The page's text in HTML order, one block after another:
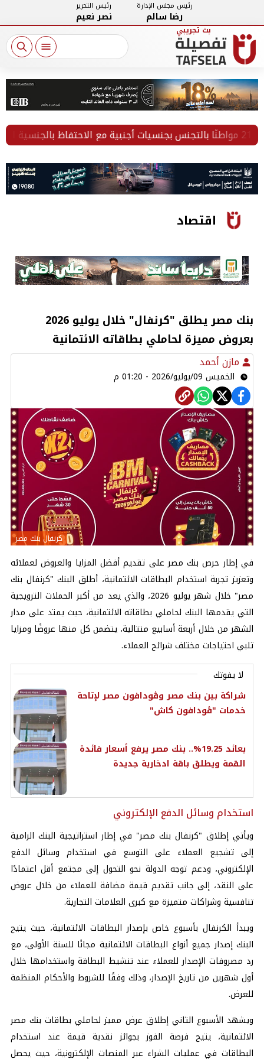
رئيس مجلس الإدارة
رضا سالم
رئيس التحرير
نصر نعيم
اقتصاد
بنك مصر يطلق "كرنفال" خلال يوليو 2026
بعروض مميزة لحاملي بطاقاته الائتمانية
مازن أحمد
الخميس 09/يوليو/2026 - 01:20 م
كرنفال بنك مصر
في إطار حرص بنك مصر على تقديم أفضل المزايا والعروض لعملائه
وتعزيز تجربة استخدام البطاقات الائتمانية، أطلق البنك "كرنفال بنك
مصر" خلال شهر يوليو 2026، والذي يعد من أكبر الحملات الترويجية
التي يقدمها البنك لحاملي بطاقاته الائتمانية، حيث يمتد على مدار
الشهر من خلال أربعة أسابيع متتالية، يتضمن كل منها عروضًا ومزايا
تلبي احتياجات مختلف شرائح العملاء.
لا يفوتك
شراكة بين بنك مصر وڤودافون مصر لإتاحة
خدمات "ڤودافون كاش"
بعائد 19.25%.. بنك مصر يرفع أسعار فائدة
القمة ويطلق باقة ادخارية جديدة
استخدام وسائل الدفع الإلكتروني
ويأتي إطلاق "كرنفال بنك مصر" في إطار استراتيجية البنك الرامية
إلى تشجيع العملاء على التوسع في استخدام وسائل الدفع
الإلكتروني، ودعم توجه الدولة نحو التحول إلى مجتمع أقل اعتمادًا
على النقد، إلى جانب تقديم قيمة مضافة للعملاء من خلال عروض
تنافسية وشراكات متميزة مع كبرى العلامات التجارية.
ويبدأ الكرنفال بأسبوع خاص بإصدار البطاقات الائتمانية، حيث يتيح
البنك إصدار جميع أنواع البطاقات الائتمانية مجانًا للسنة الأولى، مع
رد مصروفات الإصدار للعملاء عند تنشيط البطاقة واستخدامها خلال
أول شهرين من تاريخ الإصدار، وذلك وفقًا للشروط والأحكام المنظمة
للعرض.
ويشهد الأسبوع الثاني إطلاق عرض مميز لحاملي بطاقات بنك مصر
الائتمانية، يتيح فرصة الفوز بجوائز نقدية قيمة عند استخدام
البطاقات في عمليات الشراء عبر المنصات الإلكترونية، حيث يحصل